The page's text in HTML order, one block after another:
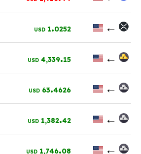
←
1.0252
USD
←
4,339.15
USD
←
63.4626
USD
←
1,382.42
USD
←
1,746.08
USD